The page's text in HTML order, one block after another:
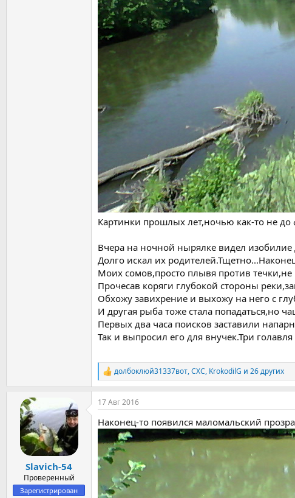
Картинки прошлых лет,ночью как-то не
Вчера на ночной нырялке видел
Долго искал их
Моих сомов,просто плывя против
Прочесав коряги глубокой стороны
Обхожу завихрение и выхожу на него с
И другая рыба тоже стала попадаться,но
Первых два часа поисков заставили
Так и выпросил его для внучек.Три
Р
е
а
к
и
:
долбоклюй31337вот,СХС, KrokodilG и 26 других
Slavich-54
Проверенный
Зарегистрирован
17 Авг 2016
Наконец-то появился маломальский